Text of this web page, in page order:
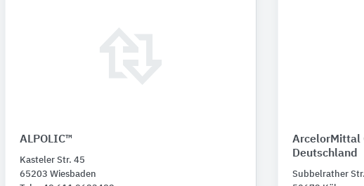
ALPOLIC™
Kasteler Str. 45
65203 Wiesbaden
ArcelorMittal
Deutschland
Subbelrather